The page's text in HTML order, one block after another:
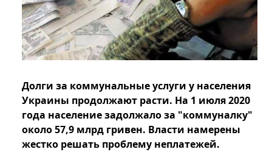
Долги за коммунальные услуги у населения
Украины продолжают расти. На 1 июля 2020
года население задолжало за "коммуналку"
около 57,9 млрд гривен. Власти намерены
жестко решать проблему неплатежей.